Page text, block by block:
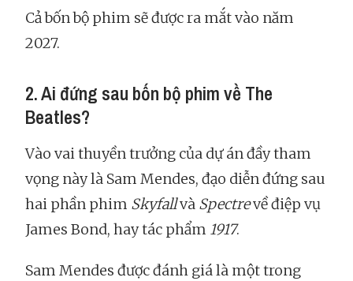
Cả bốn bộ phim sẽ được ra mắt vào năm
2027.
2. Ai đứng sau bốn bộ phim về The
Beatles?
Vào vai thuyền trưởng của dự án đầy tham
vọng này là Sam Mendes, đạo diễn đứng sau
hai phần phim Skyfallvà Spectrevề điệp vụ
James Bond, hay tác phẩm 1917.
Sam Mendes được đánh giá là một trong